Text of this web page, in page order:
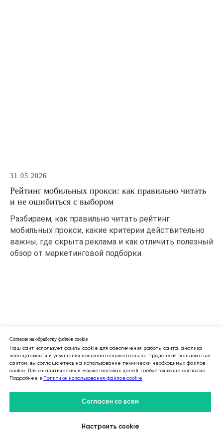
31.05.2026
Рейтинг мобильных прокси: как правильно читать
и не ошибиться с выбором
Разбираем, как правильно читать рейтинг
мобильных прокси, какие критерии действительно
важны, где скрыта реклама и как отличить полезный
обзор от маркетинговой подборки.
Согласие на обработку файлов cookie
Наш сайт использует файлы cookie для обеспечения работы сайта, анализа
посещаемости и улучшения пользовательского опыта. Продолжая пользоваться
сайтом, вы соглашаетесь на использование технически необходимых файлов
cookie. Для аналитических и маркетинговых целей требуется ваше согласие.
Подробнее в Политике использования файлов cookie
Согласен со всем
Настроить cookie